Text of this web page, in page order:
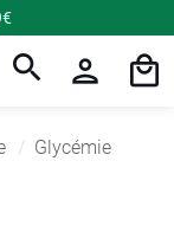
Glycémie